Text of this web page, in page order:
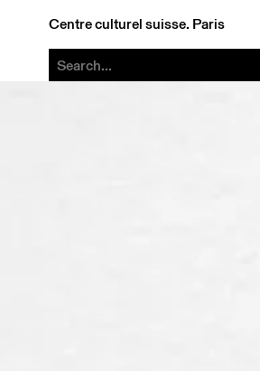
Centre culturel suisse. Paris